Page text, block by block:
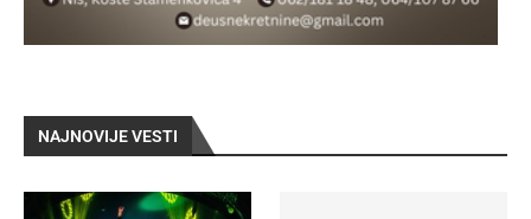
NAJNOVIJE VESTI